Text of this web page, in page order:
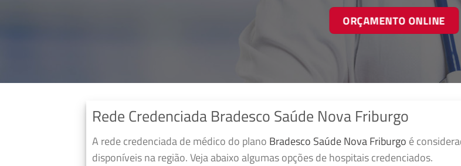
ORÇAMENTO ONLINE
Rede Credenciada Bradesco Saúde Nova Friburgo
A rede credenciada de médico do plano Bradesco Saúde Nova Friburgo é
disponíveis na região. Veja abaixo algumas opções de hospitais credenciados.